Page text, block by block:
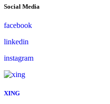
Social Media
facebook
linkedin
instagram
XING